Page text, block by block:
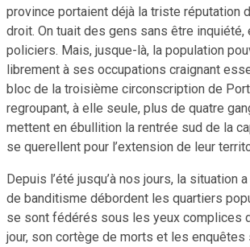
province portaient déjà la triste réputation
droit. On tuait des gens sans être inquiété,
policiers. Mais, jusque-là, la population
librement à ses occupations craignant
bloc de la troisième circonscription de
regroupant, à elle seule, plus de quatre
mettent en ébullition la rentrée sud de la
se querellent pour l’extension de leur
Depuis l’été jusqu’à nos jours, la situation
de banditisme débordent les quartiers
se sont fédérés sous les yeux complices
jour, son cortège de morts et les enquêtes